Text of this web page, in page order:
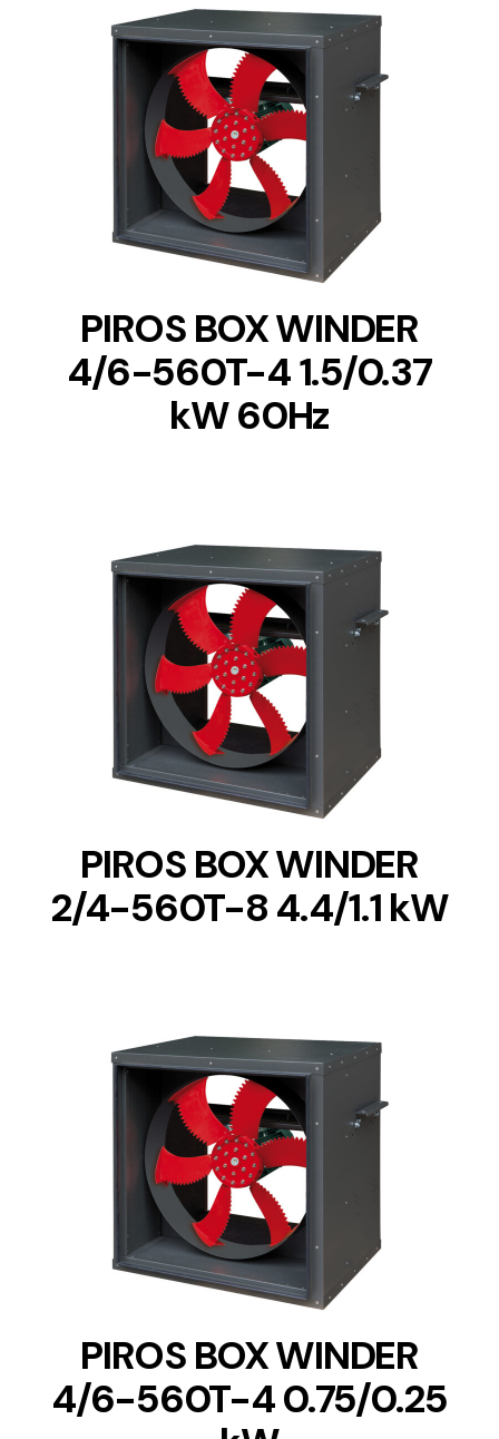
DETAILS
PIROS BOX WINDER
4/6-560T-4 1.5/0.37
kW 60Hz
DETAILS
PIROS BOX WINDER
2/4-560T-8 4.4/1.1 kW
DETAILS
PIROS BOX WINDER
4/6-560T-4 0.75/0.25